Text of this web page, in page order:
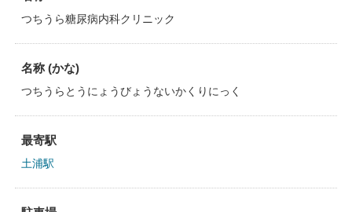
つちうら糖尿病内科クリニック
名称 (かな)
つちうらとうにょうびょうないかくりにっく
最寄駅
土浦駅